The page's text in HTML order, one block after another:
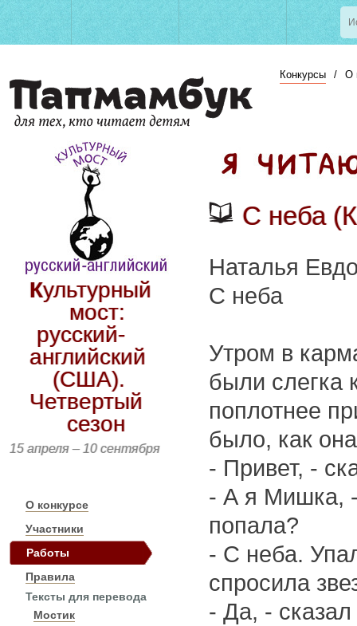
Конкурсы / О
Культурный
мост:
русский-
английский
(США).
Четвертый
сезон
15 апреля – 10 сентября
О конкурсе
Участники
Работы
Правила
Тексты для перевода
Мостик
С неба
Наталья
С неба
Утром в
были слегка
поплотнее
было, как
- Привет, -
- А я Мишка, -
попала?
- С неба.
спросила
- Да, -